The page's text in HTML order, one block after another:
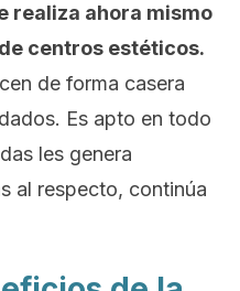
realiza ahora mismo
centros estéticos.
de forma casera
Es apto en todo
les genera
al respecto, continúa